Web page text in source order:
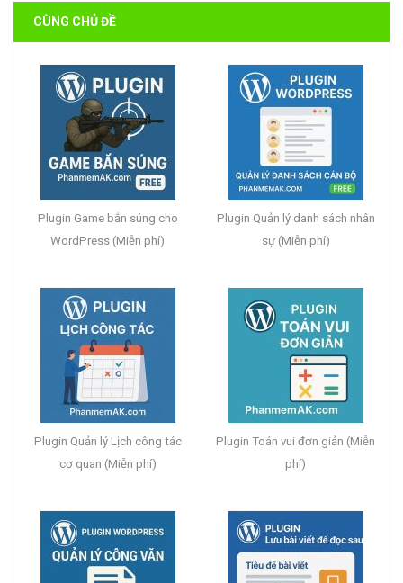
CÙNG CHỦ ĐỀ
Plugin Game bắn súng cho
WordPress (Miễn phí)
Plugin Quản lý danh sách nhân
sự (Miễn phí)
Plugin Quản lý Lịch công tác
cơ quan (Miễn phí)
Plugin Toán vui đơn giản (Miễn
phí)